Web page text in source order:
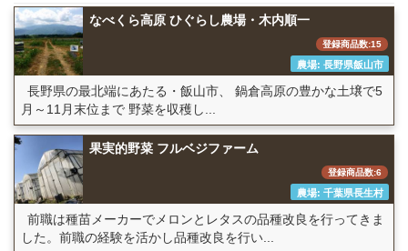
なべくら高原 ひぐらし農場・木内順一
登録商品数:15
農場: 長野県飯山市
長野県の最北端にあたる・飯山市、 鍋倉高原の豊かな土壌で5
月～11月末位まで 野菜を収穫し...
果実的野菜 フルベジファーム
登録商品数:6
農場: 千葉県長生村
前職は種苗メーカーでメロンとレタスの品種改良を行ってきま
した。前職の経験を活かし品種改良を行い...